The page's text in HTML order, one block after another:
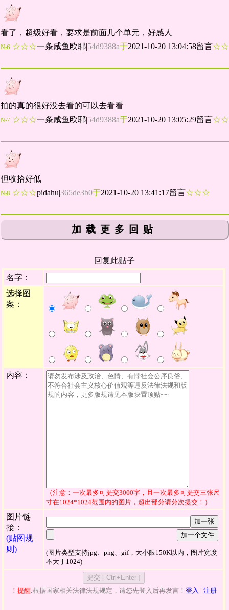
看了，超级好看，要求是前面几个单元，好感人
№6 ☆☆☆一条咸鱼欧耶|54d9388a于2021-10-20 13:04:58留言
拍的真的很好没去看的可以去看看
№7 ☆☆☆一条咸鱼欧耶|54d9388a于2021-10-20 13:05:29留言
但收拾好低
№8 ☆☆☆pidahu|365de3b0于2021-10-20 13:41:17留言☆☆☆
加载更多回贴
回复此贴子
名字：
选择图
案：
内容：
（注意：一次最多可提交3000字，且一次最多可提交三张尺
寸在1024*1024范围内的图片，超出部分请分次提交！）
图片链
接：
(贴图规
则)
加一张
加一个文件
(图片类型支持jpg、png、gif，大小限150K以内，图片宽度
不大于1024)
！提醒:根据国家相关法律法规规定，请您先登入后再发言！ 登入 | 注册